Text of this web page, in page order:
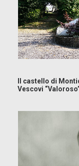
Il castello di
Vescovi